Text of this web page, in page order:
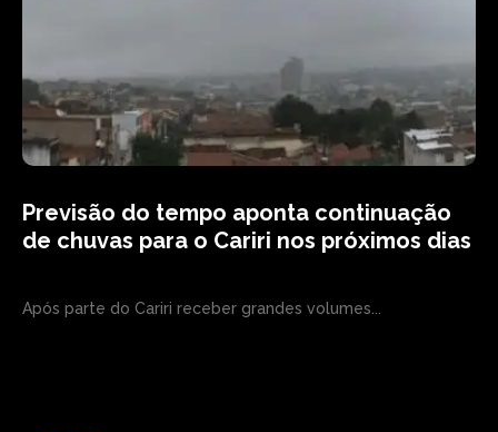
Previsão do tempo aponta continuação
de chuvas para o Cariri nos próximos dias
Após parte do Cariri receber grandes volumes...